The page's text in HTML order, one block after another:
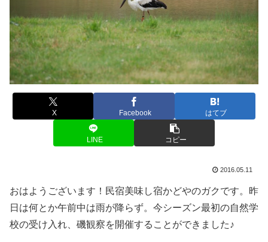
X Facebook はてブ
LINE コピー
2016.05.11
おはようございます！民宿美味し宿かどやのガクです。昨
日は何とか午前中は雨が降らず。今シーズン最初の自然学
校の受け入れ、磯観察を開催することができました♪